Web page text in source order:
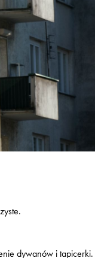
dywanów i tapicerki.